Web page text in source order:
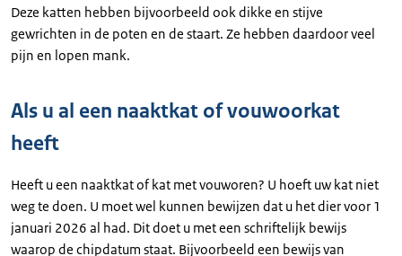
Deze katten hebben bijvoorbeeld ook dikke en stijve
gewrichten in de poten en de staart. Ze hebben daardoor veel
pijn en lopen mank.
Als u al een naaktkat of vouwoorkat
heeft
Heeft u een naaktkat of kat met vouworen? U hoeft uw kat niet
weg te doen. U moet wel kunnen bewijzen dat u het dier voor 1
januari 2026 al had. Dit doet u met een schriftelijk bewijs
waarop de chipdatum staat. Bijvoorbeeld een bewijs van